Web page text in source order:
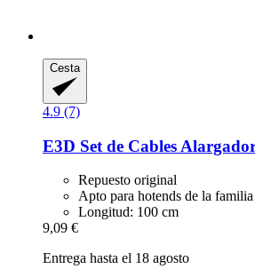
Cesta
4.9 (7)
E3D Set de Cables
Repuesto original
Apto para hotends de la
Longitud: 100 cm
9,09 €
Entrega hasta el 18 agosto